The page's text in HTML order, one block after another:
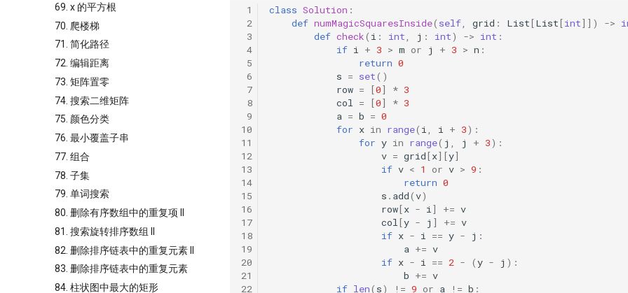
69. x 的平方根
70. 爬楼梯
71. 简化路径
72. 编辑距离
73. 矩阵置零
74. 搜索二维矩阵
75. 颜色分类
76. 最小覆盖子串
77. 组合
78. 子集
79. 单词搜索
80. 删除有序数组中的重复项 II
81. 搜索旋转排序数组 II
82. 删除排序链表中的重复元素 II
83. 删除排序链表中的重复元素
84. 柱状图中最大的矩形
1
2
3
4
5
6
7
8
9
10
11
12
13
14
15
16
17
18
19
20
21
22
class Solution :
def numMagicSquaresInside( self, grid : List[List[int]]) ->
def check( i : int, j : int) -> int :
if i + 3 > m or j + 3 > n :
return 0
s = set()
row = [0] * 3
col = [0] * 3
a = b = 0
for x in range( i, i + 3):
for y in range( j , j + 3):
v = grid[x][y]
if v < 1 or v > 9 :
return 0
s . add(v)
row[x - i] += v
col[y - j ] += v
if x - i == y - j :
a += v
if x - i == 2 - (y - j ):
b += v
if len( s) != 9 or a != b :